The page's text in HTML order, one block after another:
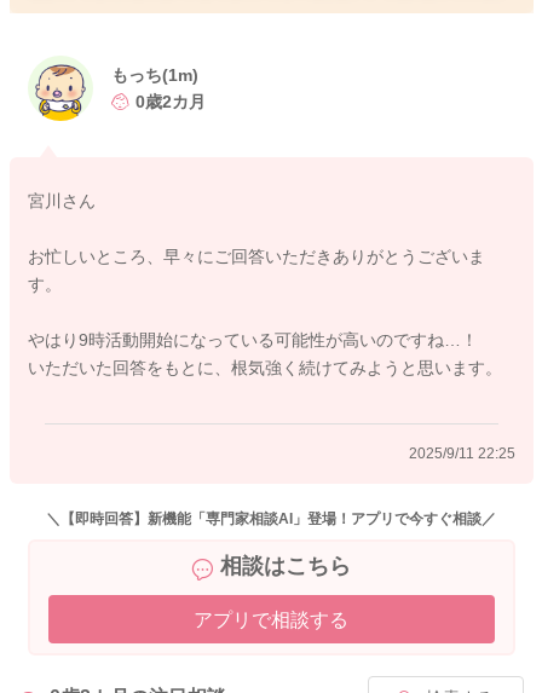
ません。
①について
寝ていても、7時にはお顔を拭いてあげたり、朝日を浴びせてあ
す。
少しずつ起こしてあげる時間を早めてみてもいいと思います。
②について
試しに、書かれていたように寝室で寝かせてあげてみるとどう
のねんねのパターンも変わっていくと思いますよ。
どうぞよろしくお願いします。
もっち(1m)
0歳2カ月
宮川さん
お忙しいところ、早々にご回答いただきありがとうございま
す。
やはり9時活動開始になっている可能性が高いのですね…！
いただいた回答をもとに、根気強く続けてみようと思います。
2025/9/11 22:25
＼【即時回答】新機能「専門家相談AI」登場！アプリで今すぐ相談／
相談はこちら
アプリで相談する